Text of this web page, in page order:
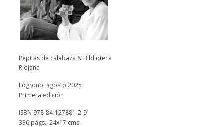
Pepitas de calabaza & Biblioteca
Riojana
Logroño, agosto 2025
Primera edición
ISBN 978-84-127881-2-9
336 págs., 24x17 cms.